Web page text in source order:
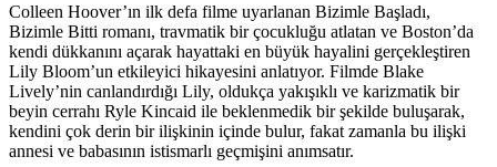
Colleen Hoover’ın ilk defa filme uyarlanan Bizimle Başladı,
Bizimle Bitti romanı, travmatik bir çocukluğu atlatan ve Boston’da
kendi dükkanını açarak hayattaki en büyük hayalini gerçekleştiren
Lily Bloom’un etkileyici hikayesini anlatıyor. Filmde Blake
Lively’nin canlandırdığı Lily, oldukça yakışıklı ve karizmatik bir
beyin cerrahı Ryle Kincaid ile beklenmedik bir şekilde buluşarak,
kendini çok derin bir ilişkinin içinde bulur, fakat zamanla bu ilişki
annesi ve babasının istismarlı geçmişini anımsatır.